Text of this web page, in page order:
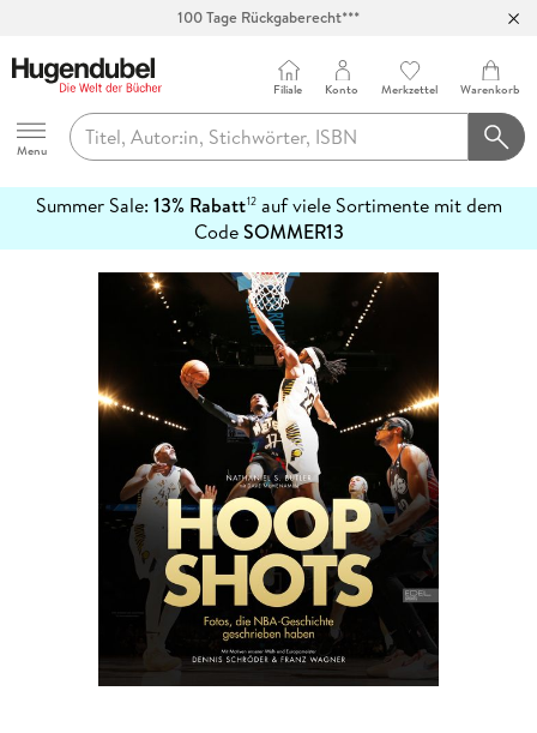
100 Tage Rückgaberecht***
Hugendubel
Menu
Filiale Konto Merkzettel Warenkorb
Summer Sale: 13% Rabatt12auf viele Sortimente mit dem
CodeSOMMER13
erfahren